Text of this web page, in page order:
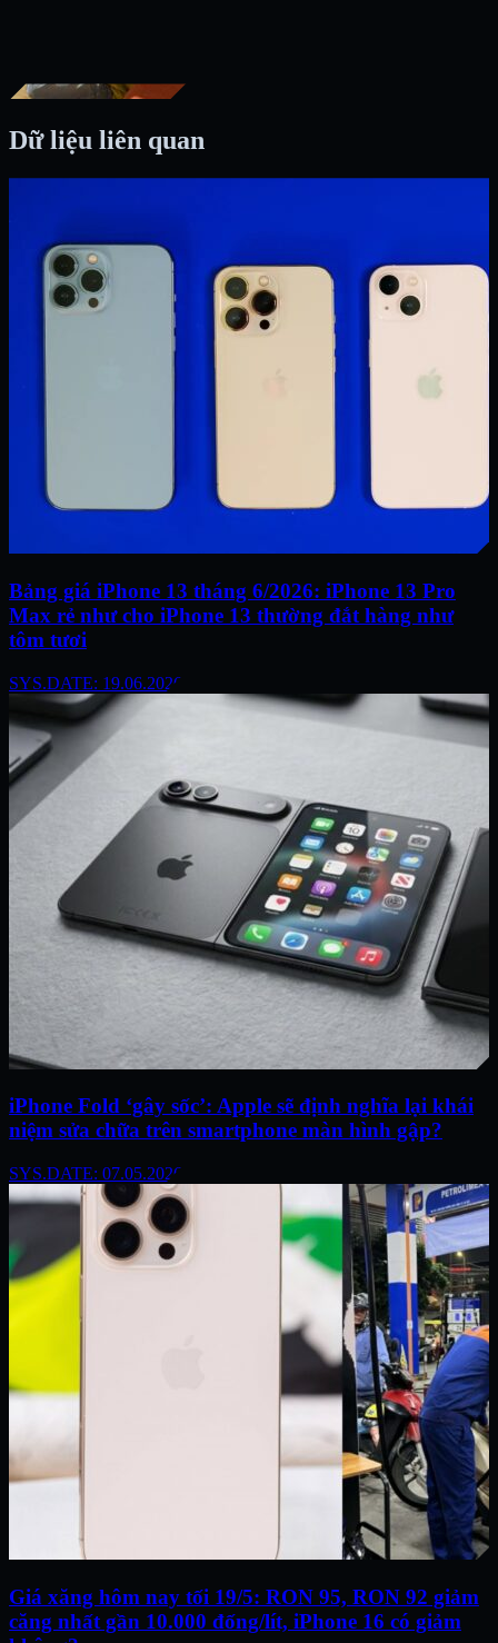
Dữ liệu liên quan
Bảng giá iPhone 13 tháng 6/2026: iPhone 13 Pro
Max rẻ như cho iPhone 13 thường đắt hàng như
tôm tươi
SYS.DATE: 19.06.2026
iPhone Fold ‘gây sốc’: Apple sẽ định nghĩa lại khái
niệm sửa chữa trên smartphone màn hình gập?
SYS.DATE: 07.05.2026
Giá xăng hôm nay tối 19/5: RON 95, RON 92 giảm
căng nhất gần 10.000 đống/lít, iPhone 16 có giảm